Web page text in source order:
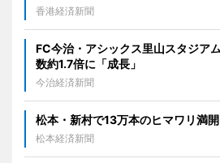
香港経済新聞
FC今治・アシックス里山スタジア
数約1.7倍に「成長」
今治経済新聞
松本・新村で13万本のヒマワリ満
松本経済新聞